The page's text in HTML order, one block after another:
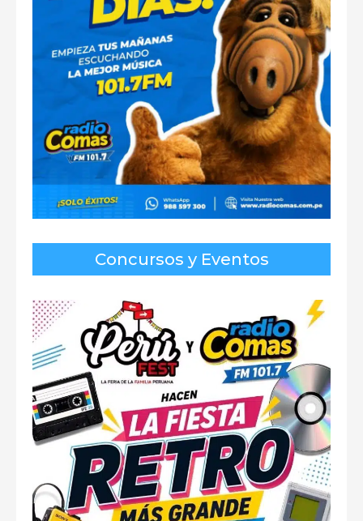
Concursos y Eventos